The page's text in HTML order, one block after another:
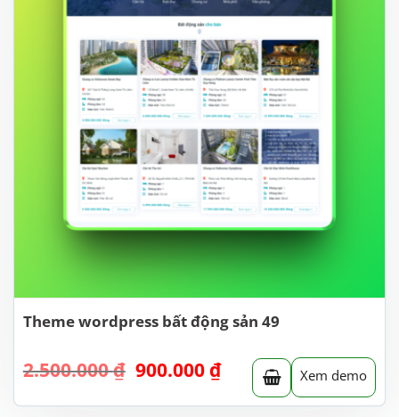
Theme wordpress bất động sản 49
2.500.000₫ Giá
là:
900.000 ₫Giá
hiện
tại
Xem demo